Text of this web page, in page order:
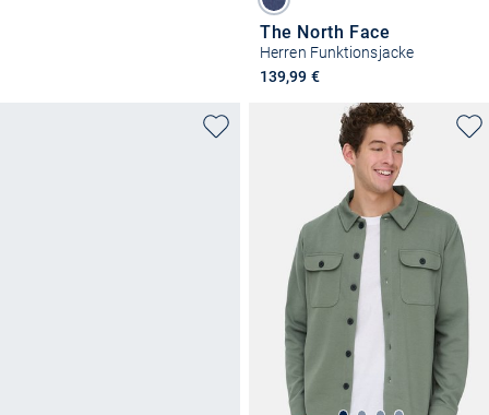
The North Face
Herren Funktionsjacke
139,99 €